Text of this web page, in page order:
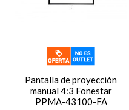
Pantalla de proyección
manual 4:3 Fonestar
PPMA-43100-FA